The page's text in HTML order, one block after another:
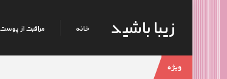
زیبا باشید خانه مراقبت از پوست
ویژه